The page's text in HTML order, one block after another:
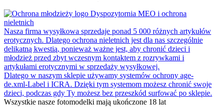
Dyspozytornia MEO i ochrona
nieletnich
Nasza firma wysyłkowa sprzedaje ponad 5 000 różnych artykułów
erotycznych. Dlatego ochrona nieletnich jest dla nas szczególnie
delikatną kwestią, ponieważ ważne jest, aby chronić dzieci i
młodzież przed zbyt wczesnym kontaktem z rozrywkami i
artykułami erotycznymi w sprzedaży wysyłkowej.
Dlatego w naszym sklepie używamy systemów ochrony age-
de.xml-Label i ICRA. Dzięki tym systemom możesz chronić swoje
dzieci, podczas gdy Ty możesz bez przeszkód surfować po sklepie.
Wszystkie nasze fotomodelki mają ukończone 18 lat